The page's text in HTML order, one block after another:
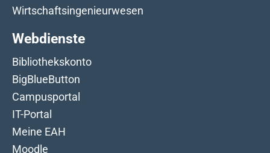
Wirtschaftsingenieurwesen
Webdienste
Bibliothekskonto
BigBlueButton
Campusportal
IT-Portal
Meine EAH
Moodle